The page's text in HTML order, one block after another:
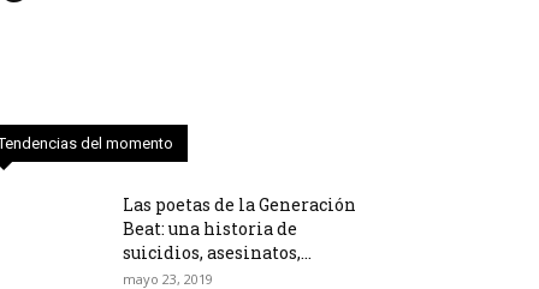
del momento
Las poetas de la Generación
Beat: una historia de
suicidios, asesinatos,...
mayo 23, 2019